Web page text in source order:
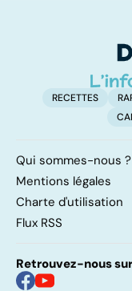
RECETTES
Qui sommes-nous ?
Mentions légales
Charte d'utilisation
Flux RSS
Retrouvez-nous sur